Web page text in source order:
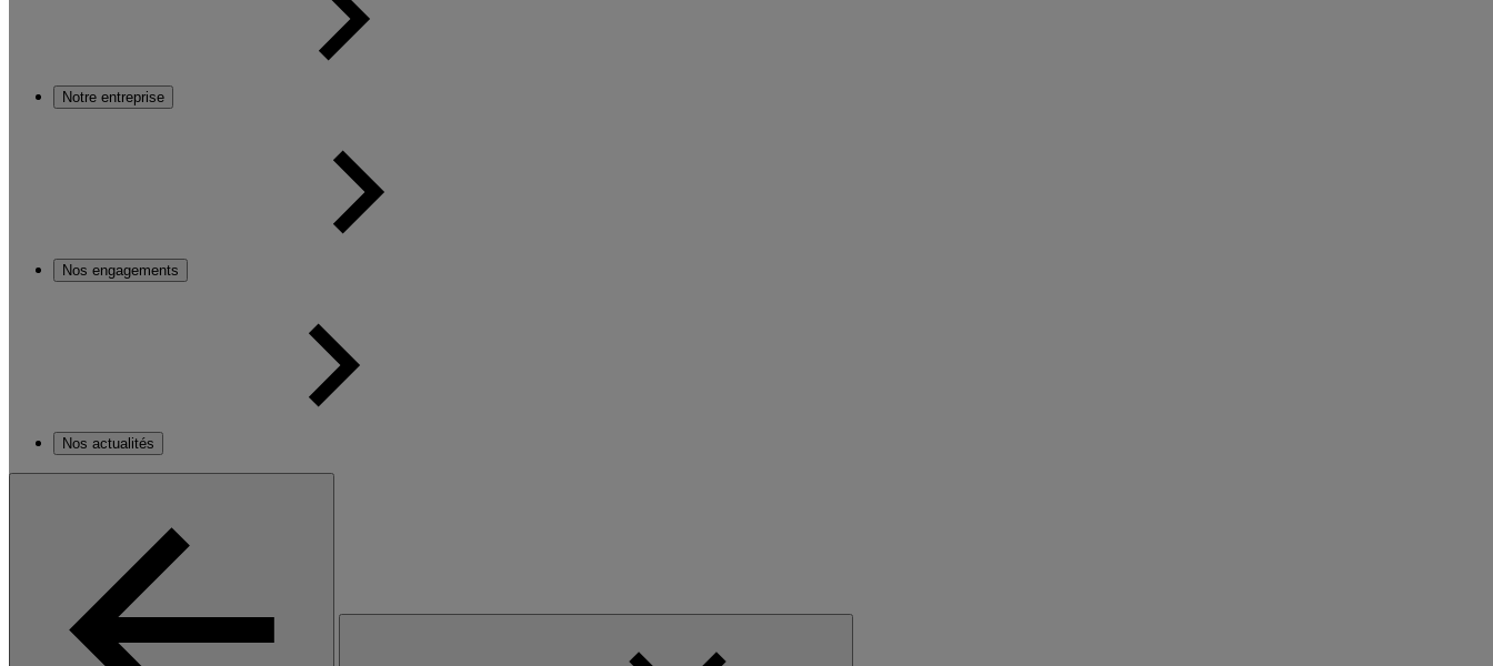
Notre entreprise
Nos engagements
Nos actualités